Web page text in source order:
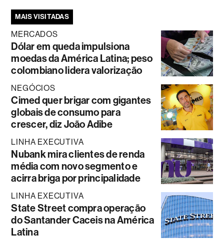
MAIS VISITADAS
MERCADOS
Dólar em queda impulsiona
moedas da América Latina; peso
colombiano lidera valorização
NEGÓCIOS
Cimed quer brigar com gigantes
globais de consumo para
crescer, diz João Adibe
LINHA EXECUTIVA
Nubank mira clientes de renda
média com novo segmento e
acirra briga por principalidade
LINHA EXECUTIVA
State Street compra operação
do Santander Caceis na América
Latina